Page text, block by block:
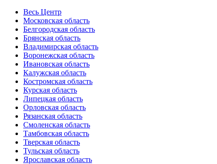
Весь Центр
Московская область
Белгородская область
Брянская область
Владимирская область
Воронежская область
Ивановская область
Калужская область
Костромская область
Курская область
Липецкая область
Орловская область
Рязанская область
Смоленская область
Тамбовская область
Тверская область
Тульская область
Ярославская область